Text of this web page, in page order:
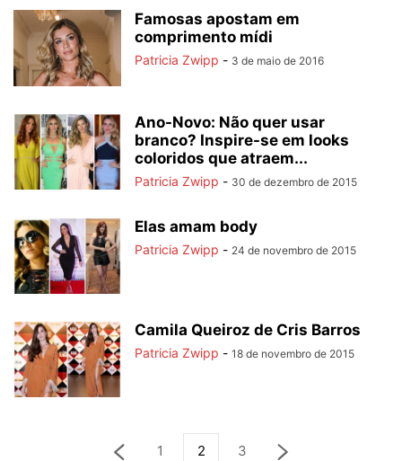
Famosas apostam em
comprimento mídi
Patricia Zwipp - 3 de maio de 2016
Ano-Novo: Não quer usar
branco? Inspire-se em looks
coloridos que atraem...
Patricia Zwipp - 30 de dezembro de 2015
Elas amam body
Patricia Zwipp - 24 de novembro de 2015
Camila Queiroz de Cris Barros
Patricia Zwipp - 18 de novembro de 2015
1 2 3